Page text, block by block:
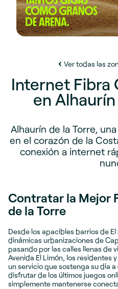
Ver todas las
Internet Fibra
en
Alhaurín de la Torre,
en el corazón de la
conexión a internet
Contratar la Mejor
de la Torre
Desde los apacibles barrios de El
dinámicas urbanizaciones de
pasando por las calles llenas de
Avenida El Limón, los residentes
un servicio que sostenga su día
disfrutar de los últimos juegos
simplemente mantenerse